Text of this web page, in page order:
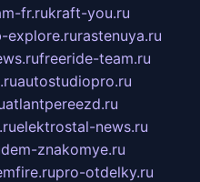
fr.rukraft-you.ru
explore.rurastenuya.ru
freeride-team.ru
autostudiopro.ru
atlantpereezd.ru
elektrostal-news.ru
znakomye.ru
pro-otdelky.ru